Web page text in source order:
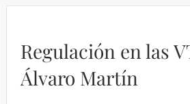
Regulación en las
Álvaro Martín